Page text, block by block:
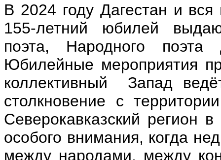
В 2024 году Дагестан и
155-летний юбилей
поэта, Народного поэта
Юбилейные мероприятия
коллективный Запад
столкновение с
Северокавказский регион
особого внимания, когда
между народами, между